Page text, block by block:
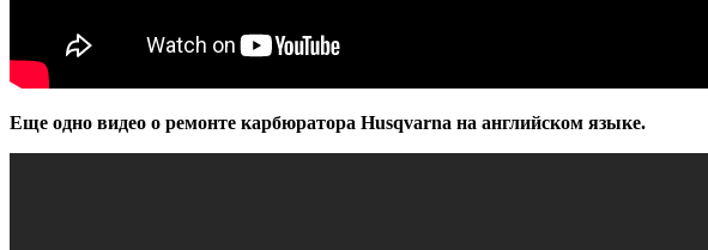
Еще одно видео о ремонте карбюратора Husqvarna на английском языке.